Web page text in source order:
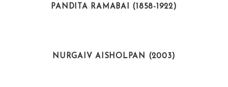
PANDITA RAMABAI (1858-1922)
NURGAIV AISHOLPAN (2003)